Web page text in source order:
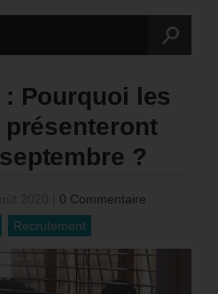
Pourquoi les
?
0 Commentaire
Recrutement